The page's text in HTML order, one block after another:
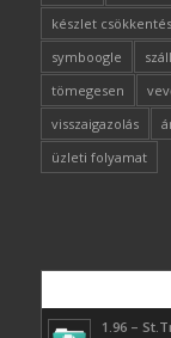
készlet csökkentés
symboogle
tömegesen
visszaigazolás
üzleti folyamat
1.96 –